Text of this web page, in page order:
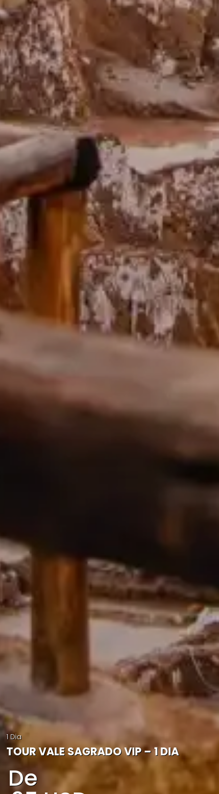
1 Dia
TOUR VALE SAGRADO VIP – 1 DIA
De